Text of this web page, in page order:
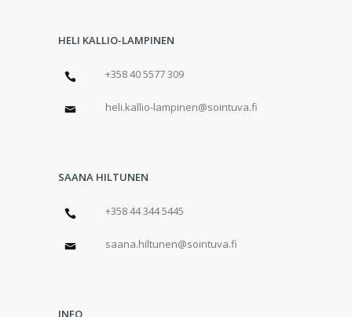
HELI KALLIO-LAMPINEN
+358 40 5577 309
heli.kallio-lampinen@sointuva.fi
SAANA HILTUNEN
+358 44 344 5445
saana.hiltunen@sointuva.fi
INFO